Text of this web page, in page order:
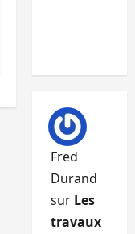
Fred
Durand
sur Les
travaux